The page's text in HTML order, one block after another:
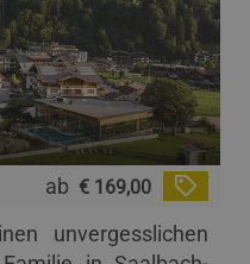
ab € 169,00
unvergesslichen